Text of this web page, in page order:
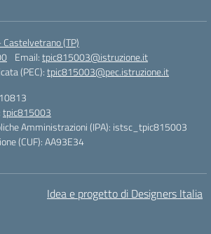
(TP)
Email:tpic815003@istruzione.it
(PEC):tpic815003@pec.istruzione.it
tpic815003
Amministrazioni (IPA): istsc_tpic815003
(CUF): AA93E34
Idea e progetto di Designers Italia